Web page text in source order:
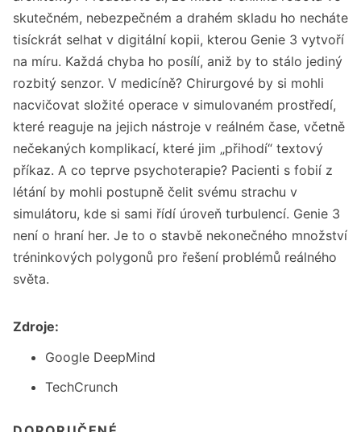
skutečném, nebezpečném a drahém skladu ho necháte
tisíckrát selhat v digitální kopii, kterou Genie 3 vytvoří
na míru. Každá chyba ho posílí, aniž by to stálo jediný
rozbitý senzor. V medicíně? Chirurgové by si mohli
nacvičovat složité operace v simulovaném prostředí,
které reaguje na jejich nástroje v reálném čase, včetně
nečekaných komplikací, které jim „přihodí“ textový
příkaz. A co teprve psychoterapie? Pacienti s fobií z
létání by mohli postupně čelit svému strachu v
simulátoru, kde si sami řídí úroveň turbulencí. Genie 3
není o hraní her. Je to o stavbě nekonečného množství
tréninkových polygonů pro řešení problémů reálného
světa.
Zdroje:
Google DeepMind
TechCrunch